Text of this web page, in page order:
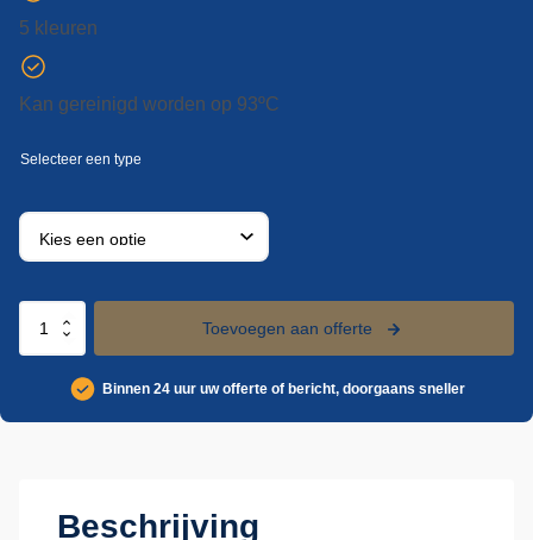
5 kleuren
Kan gereinigd worden op 93ºC
Vikan
Toevoegen aan offerte
Binnen 24 uur uw offerte of bericht, doorgaans sneller
Beschrijving